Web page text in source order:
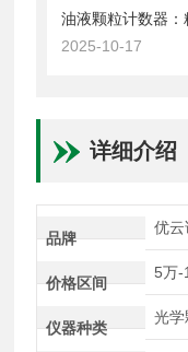
2025-10-17
详细介绍
品牌
优云
价格区间
5万-
仪器种类
光学